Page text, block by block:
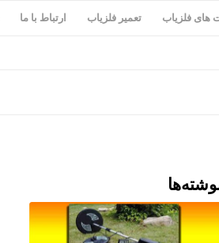
های فلزیاب تعمیر فلزیاب ارتباط با ما